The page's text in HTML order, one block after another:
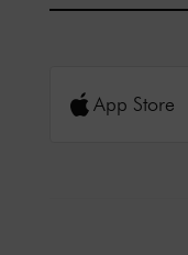
App Store